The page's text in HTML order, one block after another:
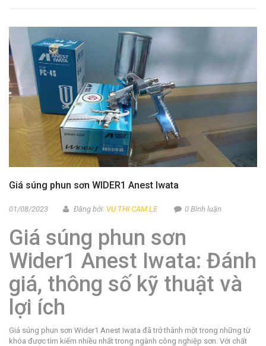
Giá súng phun sơn WIDER1 Anest Iwata
01/08/2023 Đăng bởi: VU THI CAM LE 0 Bình luận
Giá súng phun sơn
Wider1 Anest Iwata: Đánh
giá, thông số kỹ thuật và
lợi ích
Giá súng phun sơn Wider1 Anest Iwata đã trở thành một trong những từ
khóa được tìm kiếm nhiều nhất trong ngành công nghiệp sơn. Với chất